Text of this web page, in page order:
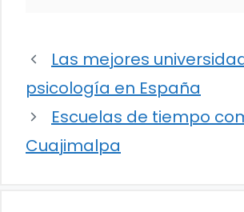
Las mejores
psicología en España
Escuelas de tiempo
Cuajimalpa